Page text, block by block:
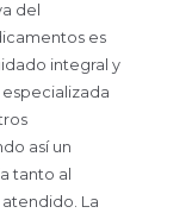
del
es
integral y
así un
tanto al
La